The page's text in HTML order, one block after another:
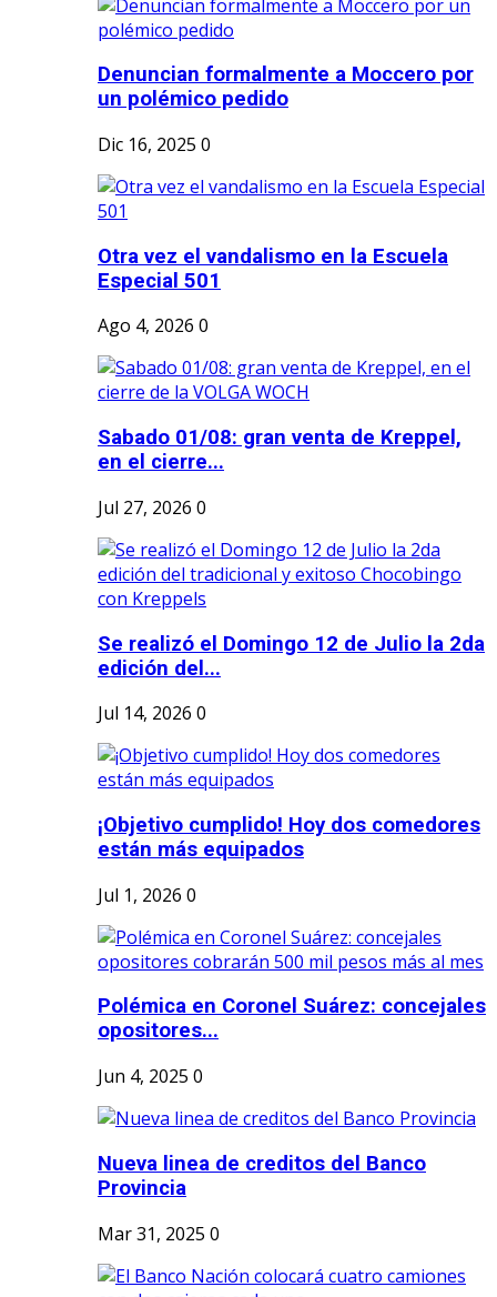
Denuncian formalmente a Moccero por
un polémico pedido
Dic 16, 2025 0
Otra vez el vandalismo en la Escuela
Especial 501
Ago 4, 2026 0
Sabado 01/08: gran venta de Kreppel,
en el cierre...
Jul 27, 2026 0
Se realizó el Domingo 12 de Julio la 2da
edición del...
Jul 14, 2026 0
¡Objetivo cumplido! Hoy dos comedores
están más equipados
Jul 1, 2026 0
Polémica en Coronel Suárez: concejales
opositores...
Jun 4, 2025 0
Nueva linea de creditos del Banco
Provincia
Mar 31, 2025 0